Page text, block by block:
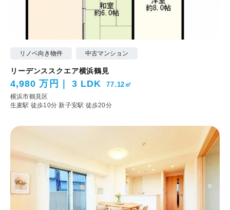
リノベ向き物件 中古マンション
リーデンススクエア横浜鶴見
4,980 万円 3 LDK 77.12㎡
横浜市鶴見区
生麦駅 徒歩10分 新子安駅 徒歩20分